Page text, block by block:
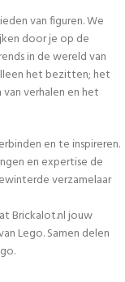
van figuren. We
door je op de
in de wereld van
het bezitten; het
verhalen en het
en te inspireren.
en expertise de
verzamelaar
Brickalot.nl jouw
Lego. Samen delen